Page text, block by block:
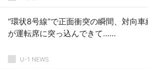
“環状8号線”で正面衝突の瞬間、対向
が運転席に突っ込んできて……
U-1 NEWS